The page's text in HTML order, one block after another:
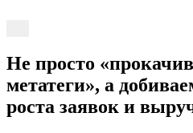
Не просто
метатеги», а
роста заявок и